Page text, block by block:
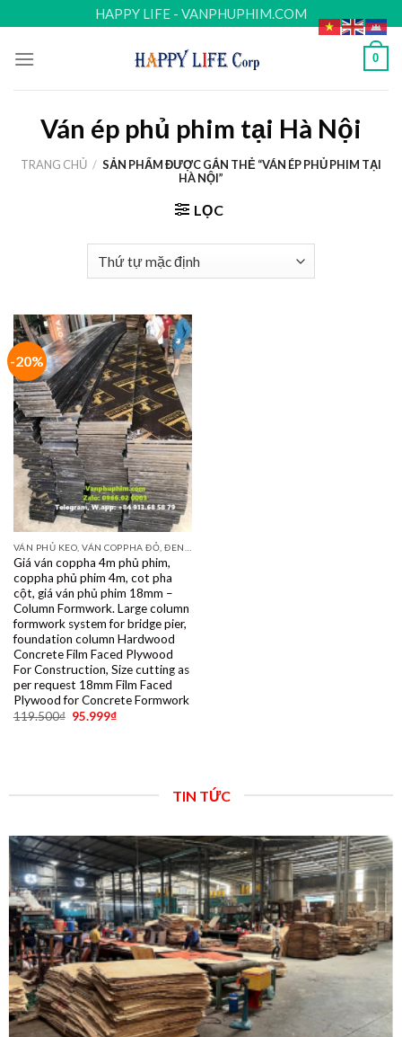
to
content
HAPPY LIFE - VANPHUPHIM.COM
0
Ván ép phủ phim tại Hà Nội
TRANG CHỦ / SẢN PHẨM ĐƯỢC GẮN THẺ “VÁN ÉP PHỦ PHIM TẠI
HÀ NỘI”
LỌC
-20%
Giá ván coppha 4m phủ phim,
coppha phủ phim 4m, cot pha
cột, giá ván phủ phim 18mm –
Column Formwork. Large column
formwork system for bridge pier,
foundation column Hardwood
Concrete Film Faced Plywood
For Construction, Size cutting as
per request 18mm Film Faced
Plywood for Concrete Formwork
119.500₫ 95.999₫
TIN TỨC